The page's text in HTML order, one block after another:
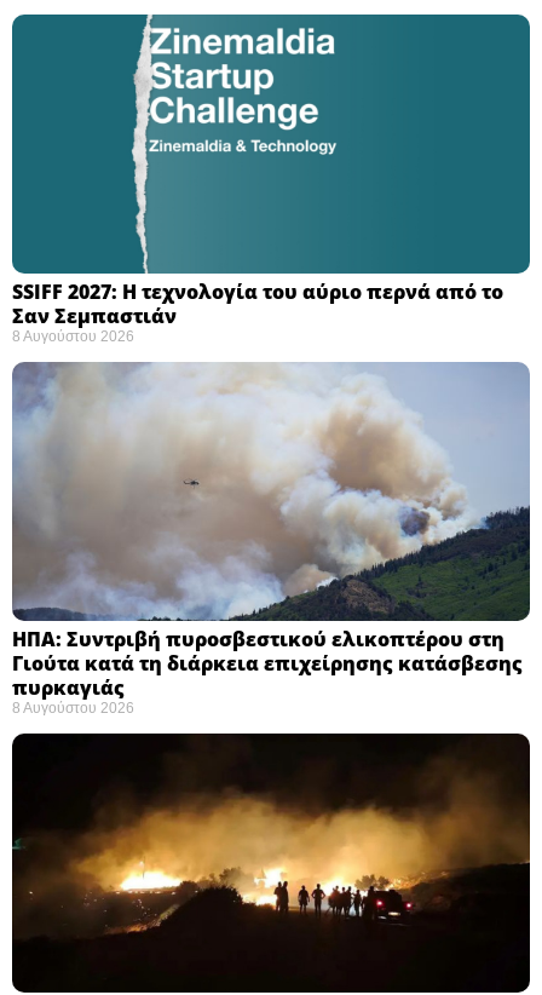
SSIFF 2027: Η τεχνολογία του αύριο περνά από το
Σαν Σεμπαστιάν ​
8 Αυγούστου 2026
ΗΠΑ: Συντριβή πυροσβεστικού ελικοπτέρου στη
Γιούτα κατά τη διάρκεια επιχείρησης κατάσβεσης
πυρκαγιάς ​
8 Αυγούστου 2026